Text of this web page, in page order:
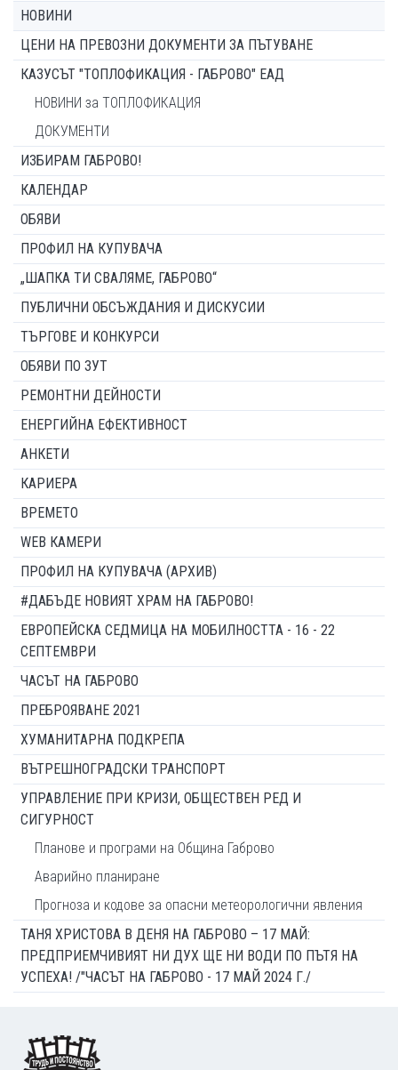
НОВИНИ
ЦЕНИ НА ПРЕВОЗНИ ДОКУМЕНТИ ЗА ПЪТУВАНЕ
КАЗУСЪТ "ТОПЛОФИКАЦИЯ - ГАБРОВО" ЕАД
НОВИНИ за ТОПЛОФИКАЦИЯ
ДОКУМЕНТИ
ИЗБИРАМ ГАБРОВО!
КАЛЕНДАР
ОБЯВИ
ПРОФИЛ НА КУПУВАЧА
„ШАПКА ТИ СВАЛЯМЕ, ГАБРОВО“
ПУБЛИЧНИ ОБСЪЖДАНИЯ И ДИСКУСИИ
ТЪРГОВЕ И КОНКУРСИ
ОБЯВИ ПО ЗУТ
РЕМОНТНИ ДЕЙНОСТИ
ЕНЕРГИЙНА ЕФЕКТИВНОСТ
АНКЕТИ
КАРИЕРА
ВРЕМЕТО
WEB КАМЕРИ
ПРОФИЛ НА КУПУВАЧА (АРХИВ)
#ДАБЪДЕ НОВИЯТ ХРАМ НА ГАБРОВО!
ЕВРОПЕЙСКА СЕДМИЦА НА МОБИЛНОСТТА - 16 - 22
СЕПТЕМВРИ
ЧАСЪТ НА ГАБРОВО
ПРЕБРОЯВАНЕ 2021
ХУМАНИТАРНА ПОДКРЕПА
ВЪТРЕШНОГРАДСКИ ТРАНСПОРТ
УПРАВЛЕНИЕ ПРИ КРИЗИ, ОБЩЕСТВЕН РЕД И
СИГУРНОСТ
Планове и програми на Община Габрово
Аварийно планиране
Прогноза и кодове за опасни метеорологични явления
ТАНЯ ХРИСТОВА В ДЕНЯ НА ГАБРОВО – 17 МАЙ:
ПРЕДПРИЕМЧИВИЯТ НИ ДУХ ЩЕ НИ ВОДИ ПО ПЪТЯ НА
УСПЕХА! /"ЧАСЪТ НА ГАБРОВО - 17 МАЙ 2024 Г./
Footer